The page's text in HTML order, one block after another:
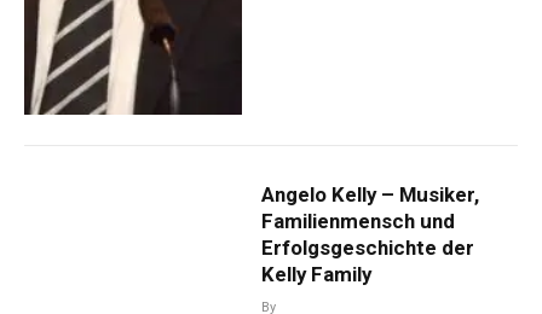
Angelo Kelly – Musiker,
Familienmensch und
Erfolgsgeschichte der
Kelly Family
By